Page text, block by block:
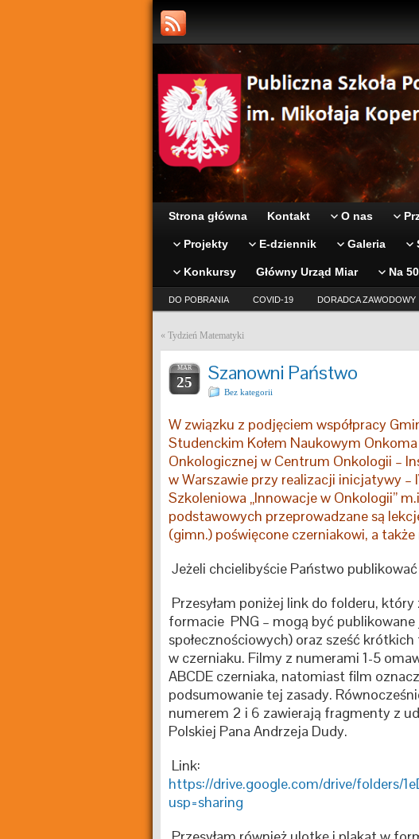
Strona główna Kontakt O nas
Projekty E-dziennik Galeria
Konkursy Główny Urząd Miar Na
DO POBRANIA COVID-19 DORADCA ZAWODOWY
« Tydzień Matematyki
MAR
25 Szanowni Państwo
Bez kategorii
W związku z podjęciem współpracy
Studenckim Kołem Naukowym
Onkologicznej w Centrum Onkologii –
w Warszawie przy realizacji inicjatywy –
Szkoleniowa „Innowacje w Onkologii”
podstawowych przeprowadzane są
(gimn.) poświęcone czerniakowi, a
Jeżeli chcielibyście Państwo
Przesyłam poniżej link do folderu,
formacie PNG – mogą być publikowane
społecznościowych) oraz sześć
w czerniaku. Filmy z numerami 1-5
ABCDE czerniaka, natomiast film
podsumowanie tej zasady.
numerem 2 i 6 zawierają fragmenty z
Polskiej Pana Andrzeja Dudy.
Link:
https://drive.google.com/drive/folders/
usp=sharing